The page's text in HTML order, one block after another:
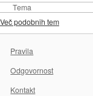
Tema
Več podobnih tem
Pravila
Odgovornost
Kontakt